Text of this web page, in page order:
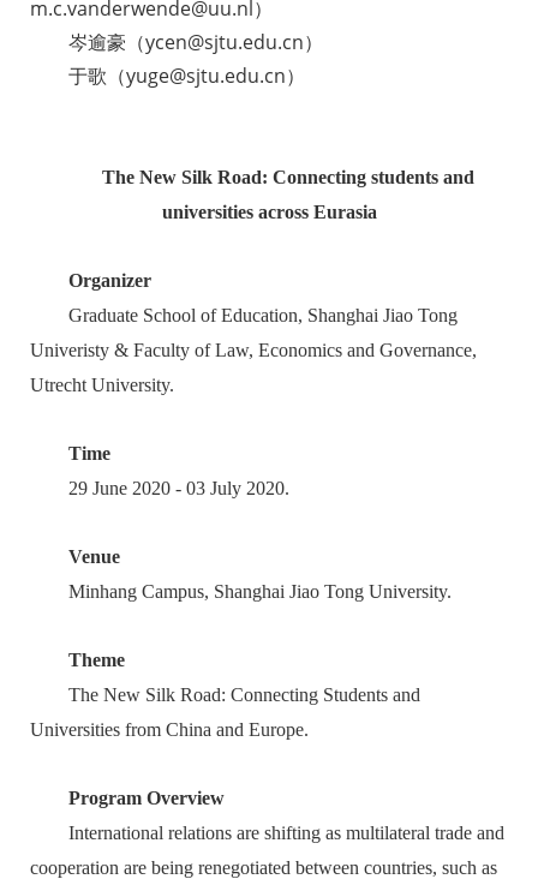
m.c.vanderwende@uu.nl）
岑逾豪（ycen@sjtu.edu.cn）
于歌（yuge@sjtu.edu.cn）
The New Silk Road: Connecting students and
universities across Eurasia
Organizer
Graduate School of Education, Shanghai Jiao Tong
Univeristy & Faculty of Law, Economics and Governance,
Utrecht University.
Time
29 June 2020 - 03 July 2020.
Venue
Minhang Campus, Shanghai Jiao Tong University.
Theme
The New Silk Road: Connecting Students and
Universities from China and Europe.
Program Overview
International relations are shifting as multilateral trade and
cooperation are being renegotiated between countries, such as